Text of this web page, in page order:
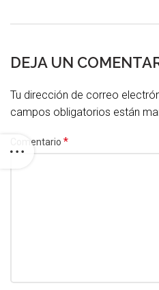
DEJA UN
Tu dirección de correo
campos obligatorios están
Comentario *